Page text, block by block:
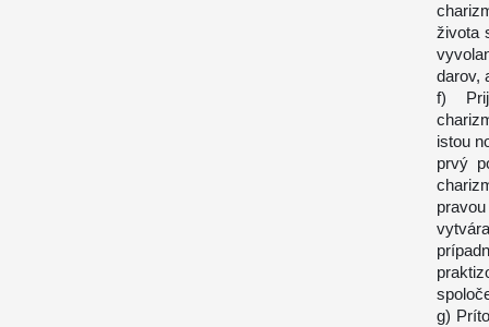
života
darov,
f)
istou
prvý
g)